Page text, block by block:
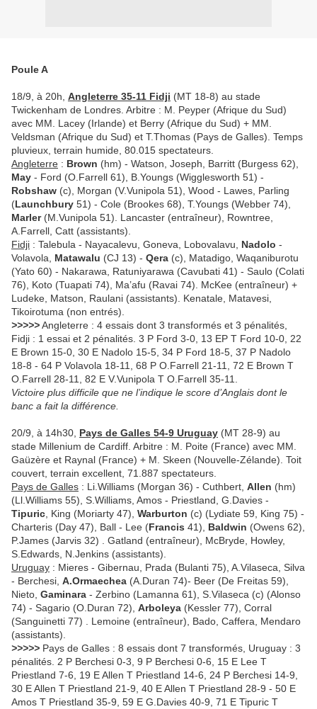
Poule A
18/9, à 20h, Angleterre 35-11 Fidji (MT 18-8) au stade
Twickenham de Londres. Arbitre : M. Peyper (Afrique du Sud)
avec MM. Lacey (Irlande) et Berry (Afrique du Sud) + MM.
Veldsman (Afrique du Sud) et T.Thomas (Pays de Galles). Temps
pluvieux, terrain humide, 80.015 spectateurs.
Angleterre : Brown (hm) - Watson, Joseph, Barritt (Burgess 62),
May - Ford (O.Farrell 61), B.Youngs (Wigglesworth 51) -
Robshaw (c), Morgan (V.Vunipola 51), Wood - Lawes, Parling
(Launchbury 51) - Cole (Brookes 68), T.Youngs (Webber 74),
Marler(M.Vunipola 51). Lancaster (entraîneur), Rowntree,
A.Farrell, Catt (assistants).
Fidji : Talebula - Nayacalevu, Goneva, Lobovalavu, Nadolo -
Volavola, Matawalu (CJ 13) - Qera (c), Matadigo, Waqaniburotu
(Yato 60) - Nakarawa, Ratuniyarawa (Cavubati 41) - Saulo (Colati
76), Koto (Tuapati 74), Ma’afu (Ravai 74). McKee (entraîneur) +
Ludeke, Matson, Raulani (assistants). Kenatale, Matavesi,
Tikoirotuma (non entrés).
>>>>>Angleterre : 4 essais dont 3 transformés et 3 pénalités,
Fidji : 1 essai et 2 pénalités. 3 P Ford 3-0, 13 EP T Ford 10-0, 22
E Brown 15-0, 30 E Nadolo 15-5, 34 P Ford 18-5, 37 P Nadolo
18-8 - 64 P Volavola 18-11, 68 P O.Farrell 21-11, 72 E Brown T
O.Farrell 28-11, 82 E V.Vunipola T O.Farrell 35-11.
Victoire plus difficile que ne l’indique le score d’Anglais dont le
banc a fait la différence.
20/9, à 14h30, Pays de Galles 54-9 Uruguay (MT 28-9) au
stade Millenium de Cardiff. Arbitre : M. Poite (France) avec MM.
Gaüzère et Raynal (France) + M. Skeen (Nouvelle-Zélande). Toit
couvert, terrain excellent, 71.887 spectateurs.
Pays de Galles : Li.Williams (Morgan 36) - Cuthbert, Allen (hm)
(Ll.Williams 55), S.Williams, Amos - Priestland, G.Davies -
Tipuric , King (Moriarty 47), Warburton (c) (Lydiate 59, King 75) -
Charteris (Day 47), Ball - Lee (Francis 41), Baldwin (Owens 62),
P.James (Jarvis 32) . Gatland (entraîneur), McBryde, Howley,
S.Edwards, N.Jenkins (assistants).
Uruguay : Mieres - Gibernau, Prada (Bulanti 75), A.Vilaseca, Silva
- Berchesi, A.Ormaechea (A.Duran 74)- Beer (De Freitas 59),
Nieto, Gaminara - Zerbino (Lamanna 61), S.Vilaseca (c) (Alonso
74) - Sagario (O.Duran 72), Arboleya (Kessler 77), Corral
(Sanguinetti 77) . Lemoine (entraîneur), Bado, Caffera, Mendaro
(assistants).
>>>>> Pays de Galles : 8 essais dont 7 transformés, Uruguay : 3
pénalités. 2 P Berchesi 0-3, 9 P Berchesi 0-6, 15 E Lee T
Priestland 7-6, 19 E Allen T Priestland 14-6, 24 P Berchesi 14-9,
30 E Allen T Priestland 21-9, 40 E Allen T Priestland 28-9 - 50 E
Amos T Priestland 35-9, 59 E G.Davies 40-9, 71 E Tipuric T